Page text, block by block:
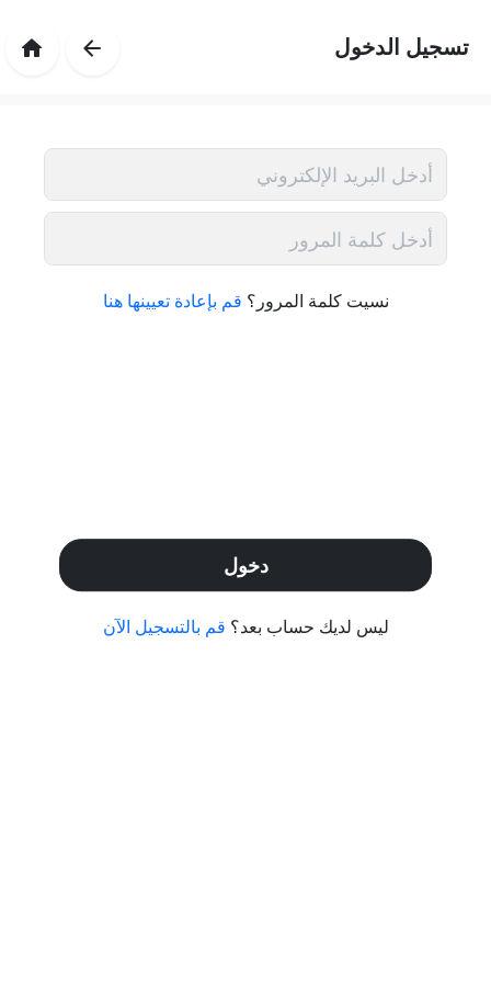
تسجيل الدخول
نسيت كلمة المرور؟ قم بإعادة تعيينها هنا
دخول
ليس لديك حساب بعد؟ قم بالتسجيل الآن